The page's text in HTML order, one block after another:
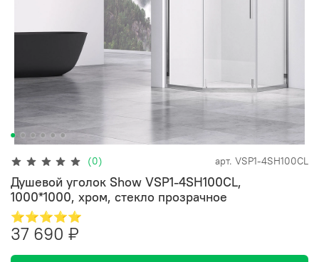
(0) арт. VSP1-4SH100CL
Душевой уголок Show VSP1-4SH100CL,
1000*1000, хром, стекло прозрачное
⭐⭐⭐⭐⭐
37 690 ₽